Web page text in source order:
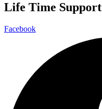
Life Time Support
Facebook